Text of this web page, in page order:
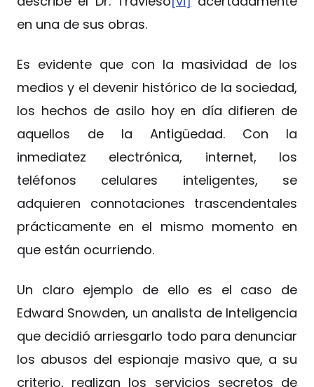
en una de sus obras.
Es evidente que con la masividad de los
medios y el devenir histórico de la sociedad,
los hechos de asilo hoy en día difieren de
aquellos de la Antigüedad. Con la
inmediatez electrónica, internet, los
teléfonos celulares inteligentes, se
adquieren connotaciones trascendentales
prácticamente en el mismo momento en
que están ocurriendo.
Un claro ejemplo de ello es el caso de
Edward Snowden, un analista de Inteligencia
que decidió arriesgarlo todo para denunciar
los abusos del espionaje masivo que, a su
criterio, realizan los servicios secretos de